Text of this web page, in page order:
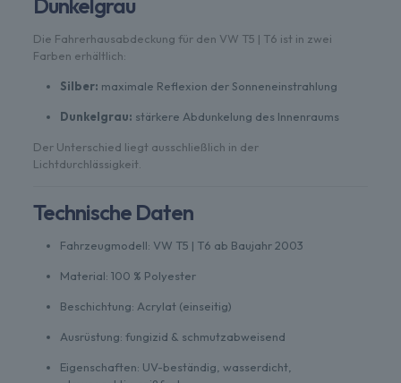
Die Fahrerhausabdeckung für den VW T5 | T6 ist in zwei
Farben erhältlich:
Silber: maximale Reflexion der Sonneneinstrahlung
Dunkelgrau: stärkere Abdunkelung des Innenraums
Der Unterschied liegt ausschließlich in der
Lichtdurchlässigkeit.
Technische Daten
Fahrzeugmodell: VW T5 | T6 ab Baujahr 2003
Material: 100 % Polyester
Beschichtung: Acrylat (einseitig)
Ausrüstung: fungizid & schmutzabweisend
Eigenschaften: UV-beständig, wasserdicht,